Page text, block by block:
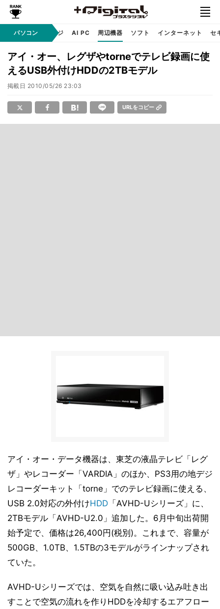
パソコン
自作 / テクノロジ AI PC 周辺機器 ソフト インターネット セ
アイ・オー、レグザやtorneでテレビ録画に使
えるUSB外付けHDDの2TBモデル
掲載日 2010/05/26 23:03
URLをコピー
アイ・オー・データ機器は、東芝の液晶テレビ「レグ
ザ」やレコーダー「VARDIA」のほか、PS3用の地デジ
レコーダーキット「torne」でのテレビ録画に使える、
USB 2.0対応の外付けHDD 「AVHD-Uシリーズ」に、
2TBモデル「AVHD-U2.0」追加した。6月中旬出荷開
始予定で、価格は26,400円(税別)。これまで、容量が
500GB、1.0TB、1.5TBの3モデルがラインナップされ
ていた。
AVHD-Uシリーズでは、空気を自然に吸い込み吐き出
すことで空気の流れを作りHDDを冷却するエアフロー